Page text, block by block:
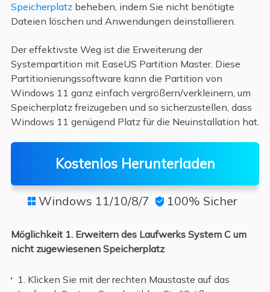
Speicherplatzbeheben, indem Sie nicht benötigte
Dateien löschen und Anwendungen deinstallieren.
Der effektivste Weg ist die Erweiterung der
Systempartition mit EaseUS Partition Master. Diese
Partitionierungssoftware kann die Partition von
Windows 11 ganz einfach vergrößern/verkleinern, um
Speicherplatz freizugeben und so sicherzustellen, dass
Windows 11 genügend Platz für die Neuinstallation hat.
Kostenlos Herunterladen
 Windows 11/10/8/7  100% Sicher
Möglichkeit 1. Erweitern des Laufwerks System C um
nicht zugewiesenen Speicherplatz
1. Klicken Sie mit der rechten Maustaste auf das